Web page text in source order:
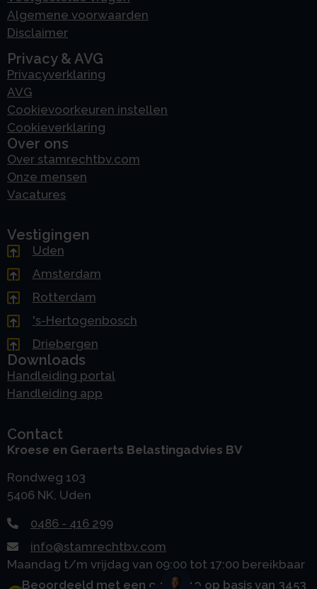
Algemene voorwaarden
Disclaimer
Privacy & AVG
Privacyverklaring
AVG
Cookievoorkeuren instellen
Cookieverklaring
Over ons
Over stamrechtbv.com
Onze mensen
Vacatures
Vestigingen
Uden
Amsterdam
Rotterdam
's-Hertogenbosch
Driebergen
Downloads
Handleiding portal
Handleiding app
Contact
Kroese en Geraerts Belastingadvies BV
Rondweg 103
5406 NK, Uden
0486 - 416 299
info@stamrechtbv.com
Maandag t/m vrijdag van 09:00 tot 17:00 bereikbaar
Beoordeeld met een 9.0 uit 10 op basis van 3453